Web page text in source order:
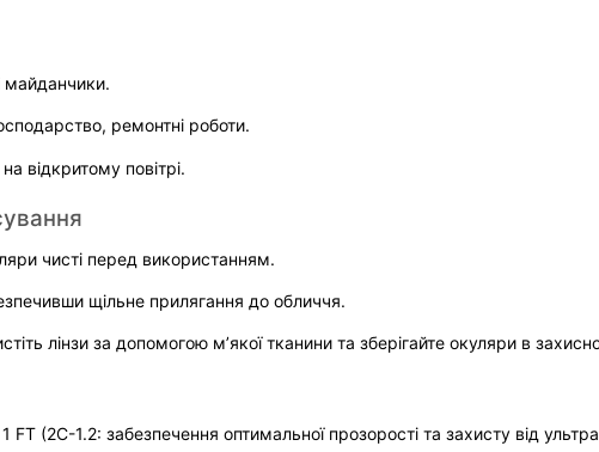
майданчики.
ремонтні роботи.
відкритому повітрі.
чисті перед використанням.
щільне прилягання до обличчя.
лінзи за допомогою м’якої тканини та зберігайте окуляри в
(2C-1.2: забезпечення оптимальної прозорості та захисту від